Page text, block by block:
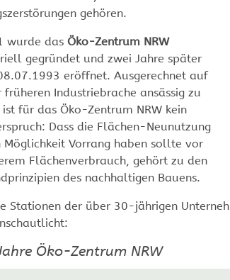
gehören.
wurde das Öko-Zentrum NRW
gegründet und zwei Jahre später
eröffnet. Ausgerechnet auf
früheren Industriebrache ansässig zu
ist für das Öko-Zentrum NRW kein
Dass die Flächen-Neunutzung
Möglichkeit Vorrang haben sollte vor
Flächenverbrauch, gehört zu den
des nachhaltigen Bauens.
Stationen der über 30-jährigen
Öko-Zentrum NRW